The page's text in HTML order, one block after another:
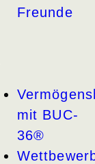
Freunde
mit BUC-
36®